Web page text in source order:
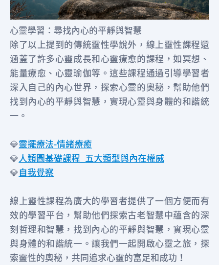
心靈學習：尋找內心的平靜與智慧
除了以上提到的傳統靈性學說外，線上靈性課程還
涵蓋了許多心靈成長和心靈療愈的課程，如冥想、
能量療愈、心靈瑜伽等。這些課程通過引導學習者
深入自己的內心世界，探索心靈的奧秘，幫助他們
找到內心的平靜與智慧，實現心靈與身體的和諧統
一。
💎靈擺療法-情緒療癒
💎人類圖基礎課程_五大類型與內在權威
💎自我覺察
線上靈性課程為廣大的學習者提供了一個方便而有
效的學習平台，幫助他們探索古老智慧中蘊含的深
刻哲理和智慧，找到內心的平靜與智慧，實現心靈
與身體的和諧統一。讓我們一起開啟心靈之旅，探
索靈性的奧秘，共同追求心靈的富足和成功！